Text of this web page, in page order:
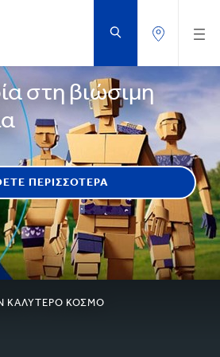
στη βιώσιμη
ΠΕΡΙΣΣΌΤΕΡΑ
ΚΑΛΥΤΕΡΟ ΚΟΣΜΟ